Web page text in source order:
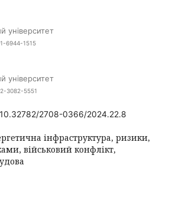
університет
6944-1515
університет
3082-5551
2708-0366/2024.22.8
інфраструктура, ризики,
військовий конфлікт,